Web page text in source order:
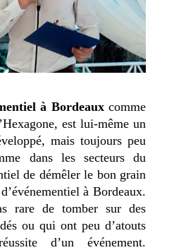
à Bordeauxcomme
est lui-même un
mais toujours peu
dans les secteurs du
de démêler le bon grain
à Bordeaux.
rare de tomber sur des
ou qui ont peu d’atouts
d’un événement.